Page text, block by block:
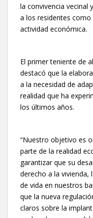
la convivencia vecinal
a los residentes
actividad económica.
El primer teniente de
destacó que la
a la necesidad de
realidad que ha
los últimos años.
“Nuestro objetivo es
parte de la realidad
garantizar que su
derecho a la vivienda,
de vida en nuestros
que la nueva
claros sobre la